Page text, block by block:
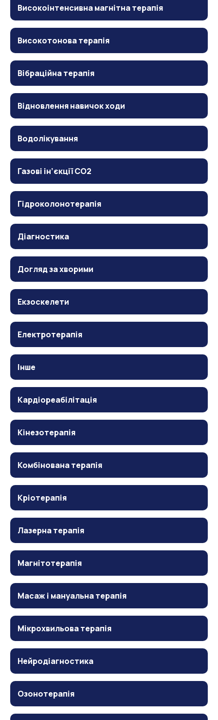
Високоінтенсивна магнітна терапія
Високотонова терапія
Вібраційна терапія
Відновлення навичок ходи
Водолікування
Газові ін’єкції CO2
Гідроколонотерапія
Діагностика
Догляд за хворими
Екзоскелети
Електротерапія
Інше
Кардіореабілітація
Кінезотерапія
Комбінована терапія
Кріотерапія
Лазерна терапія
Магнітотерапія
Масаж і мануальна терапія
Мікрохвильова терапія
Нейродіагностика
Озонотерапія